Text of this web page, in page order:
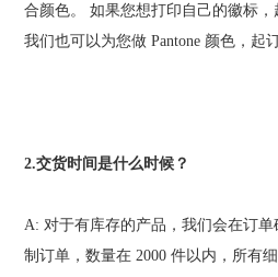
合颜色。
如果您想打印自己的徽标
我们也可以为您做 Pantone 颜色，起
2.交货时间是什么时候？
A:对于有库存的产品，我们会在订单
制订单，数量在 2000件以内，所有